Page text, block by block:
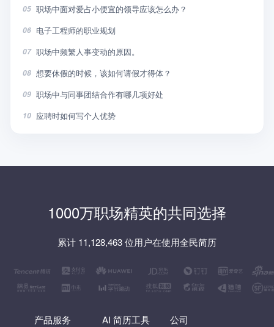
05 职场中面对爱占小便宜的领导应该怎么办？
06 电子工程师的职业规划
07 职场中频繁人事变动的原因。
08 想要休假的时候，该如何请假才得体？
09 职场中与同事团结合作有哪几项好处
10 应聘时如何写个人优势
1000万职场精英的共同选择
累计 11,128,463 位用户在使用全民简历
产品服务 AI 简历工具 公司